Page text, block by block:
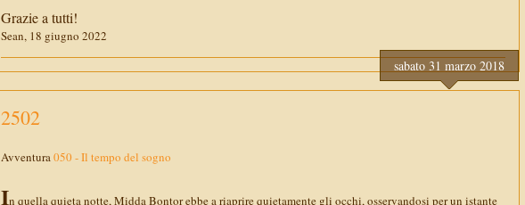
Grazie a tutti!
Sean, 18 giugno 2022
sabato 31 marzo 2018
2502
Avventura050 - Il tempo del sogno
In quella quieta notte, Midda Bontor ebbe a riaprire quietamente gli occhi, osservandosi per un istante